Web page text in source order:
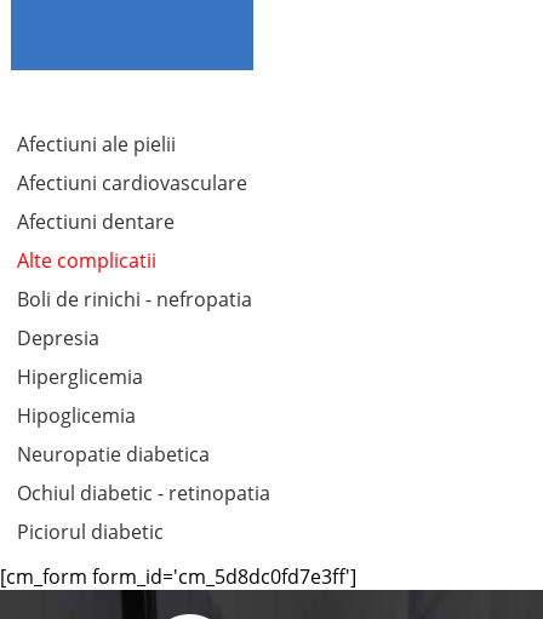
Afectiuni ale pielii
Afectiuni cardiovasculare
Afectiuni dentare
Alte complicatii
Boli de rinichi - nefropatia
Depresia
Hiperglicemia
Hipoglicemia
Neuropatie diabetica
Ochiul diabetic - retinopatia
Piciorul diabetic
[cm_form form_id='cm_5d8dc0fd7e3ff']